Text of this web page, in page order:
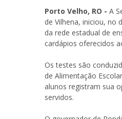
Porto Velho, RO - A
de Vilhena, iniciou, no
da rede estadual de
cardápios oferecidos
Os testes são
de Alimentação
alunos registram sua
servidos.